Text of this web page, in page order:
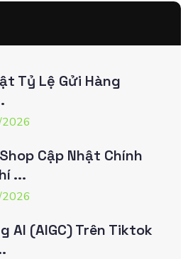
Tỷ Lệ Gửi Hàng
Cập Nhật Chính
...
AI (AIGC) Trên Tiktok